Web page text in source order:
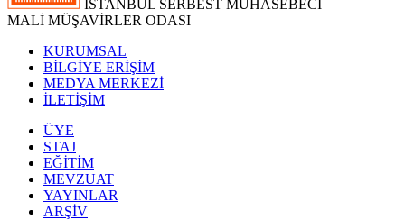
İSTANBUL SERBEST MUHASEBECİ
MALİ MÜŞAVİRLER ODASI
KURUMSAL
BİLGİYE ERİŞİM
MEDYA MERKEZİ
İLETİŞİM
ÜYE
STAJ
EĞİTİM
MEVZUAT
YAYINLAR
ARŞİV